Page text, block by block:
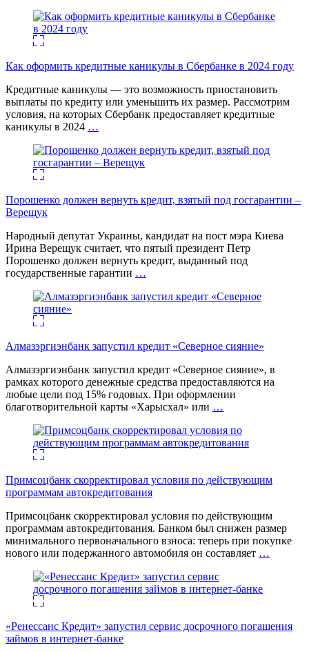
Как оформить кредитные каникулы в Сбербанке в 2024 году
Кредитные каникулы — это возможность приостановить
выплаты по кредиту или уменьшить их размер. Рассмотрим
условия, на которых Сбербанк предоставляет кредитные
каникулы в 2024 …
Порошенко должен вернуть кредит, взятый под госгарантии –
Верещук
Народный депутат Украины, кандидат на пост мэра Киева
Ирина Верещук считает, что пятый президент Петр
Порошенко должен вернуть кредит, выданный под
государственные гарантии …
Алмазэргиэнбанк запустил кредит «Северное сияние»
Алмазэргиэнбанк запустил кредит «Северное сияние», в
рамках которого денежные средства предоставляются на
любые цели под 15% годовых. При оформлении
благотворительной карты «Харысхал» или …
Примсоцбанк скорректировал условия по действующим
программам автокредитования
Примсоцбанк скорректировал условия по действующим
программам автокредитования. Банком был снижен размер
минимального первоначального взноса: теперь при покупке
нового или подержанного автомобиля он составляет …
«Ренессанс Кредит» запустил сервис досрочного погашения
займов в интернет-банке